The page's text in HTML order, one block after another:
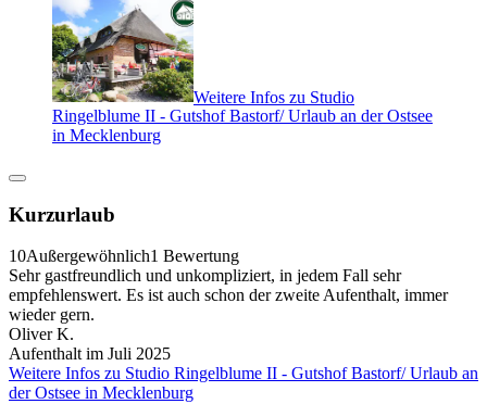
Weitere Infos zu Studio
Ringelblume II - Gutshof Bastorf/ Urlaub an der Ostsee
in Mecklenburg
Kurzurlaub
10Außergewöhnlich1 Bewertung
Sehr gastfreundlich und unkompliziert, in jedem Fall sehr
empfehlenswert. Es ist auch schon der zweite Aufenthalt, immer
wieder gern.
Oliver K.
Aufenthalt im Juli 2025
Weitere Infos zu Studio Ringelblume II - Gutshof Bastorf/ Urlaub an
der Ostsee in Mecklenburg